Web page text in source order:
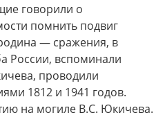
говорили о
помнить подвиг
— сражения, в
России, вспоминали
проводили
1812 и 1941 годов.
на могиле В.С. Юкичева.